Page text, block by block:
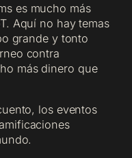
es mucho más
Aquí no hay temas
grande y tonto
contra
más dinero que
los eventos